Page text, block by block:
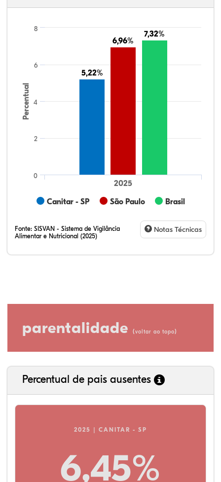
Percentual
5,22%
5,22%
6,96%
6,96%
7,32%
7,32%
Canitar - SP São Paulo Brasil
2025
0
2
4
6
8
Fonte: SISVAN - Sistema de Vigilância
Alimentar e Nutricional (2025)
Notas Técnicas
parentalidade (voltar ao topo)
Percentual de pais ausentes
2025 | CANITAR - SP
6,45%
44,17%
7,79%
0,23%
47,39%
0,19%
0,22%
21,99%
7,16%
0,36%
66,18%
2,81%
1,50%